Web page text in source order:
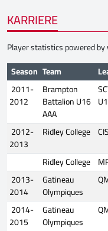
KARRIERE
Player statistics powered by
Season Team
2011-
2012
Brampton
Battalion U16
AAA
2012-
2013
Ridley College
Ridley College
2013-
2014
Gatineau
Olympiques
2014-
2015
Gatineau
Olympiques